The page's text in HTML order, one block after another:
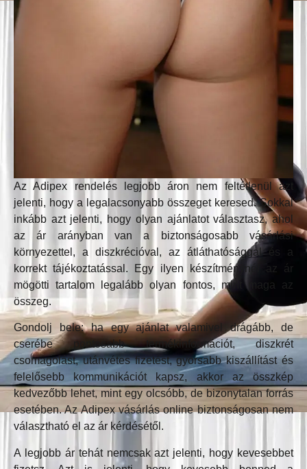
Az Adipex rendelés legjobb áron nem feltétlenül azt
jelenti, hogy a legalacsonyabb összeget keresed. Sokkal
inkább azt jelenti, hogy olyan ajánlatot választasz, ahol
az ár arányban van a biztonságosabb vásárlási
környezettel, a diszkrécióval, az átláthatósággal és a
korrekt tájékoztatással. Egy ilyen készítménynél az ár
mögötti tartalom legalább olyan fontos, mint maga az
összeg.
Gondolj bele: ha egy ajánlat valamivel drágább, de
cserébe pontosabb termékinformációt, diszkrét
csomagolást, utánvétes fizetést, gyorsabb kiszállítást és
felelősebb kommunikációt kapsz, akkor az összkép
kedvezőbb lehet, mint egy olcsóbb, de bizonytalan forrás
esetében. Az Adipex vásárlás online biztonságosan nem
választható el az ár kérdésétől.
A legjobb ár tehát nemcsak azt jelenti, hogy kevesebbet